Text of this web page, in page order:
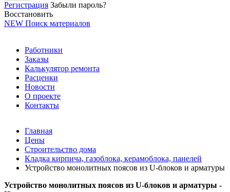
Регистрация Забыли пароль?
Восстановить
NEW Поиск материалов
Работники
Заказы
Калькулятор ремонта
Расценки
Новости
О проекте
Контакты
Главная
Цены
Строительство дома
Кладка кирпича, газоблока, керамоблока, панелей
Устройство монолитных поясов из U-блоков и арматуры
Устройство монолитных поясов из U-блоков и арматуры -